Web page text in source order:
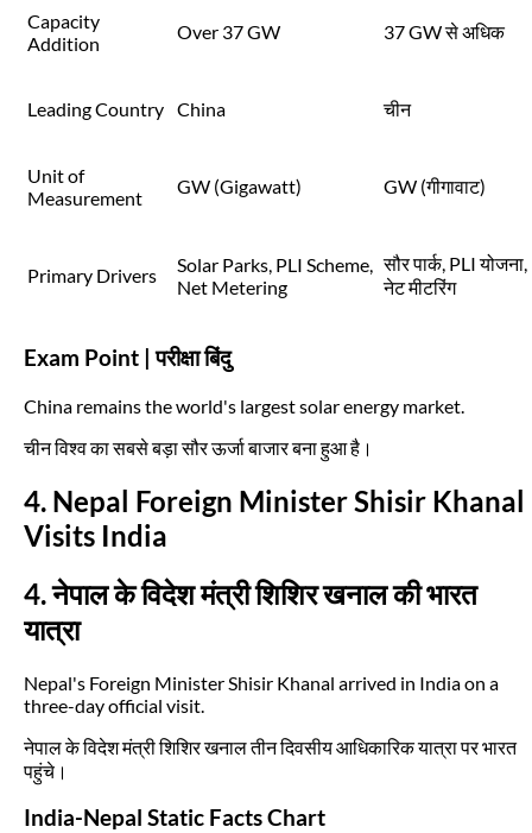
Capacity
Addition
Over 37 GW 37 GW से अधिक
Leading Country China चीन
Unit of
Measurement
GW (Gigawatt) GW (गीगावाट)
Primary Drivers
Solar Parks, PLI Scheme,
Net Metering
सौर पार्क, PLI योजना,
नेट मीटरिंग
Exam Point | परीक्षा बिंदु
China remains the world's largest solar energy market.
चीन विश्व का सबसे बड़ा सौर ऊर्जा बाजार बना हुआ है।
4. Nepal Foreign Minister Shisir Khanal
Visits India
4. नेपाल के विदेश मंत्री शिशिर खनाल की भारत
यात्रा
Nepal's Foreign Minister Shisir Khanal arrived in India on a
three-day official visit.
नेपाल के विदेश मंत्री शिशिर खनाल तीन दिवसीय आधिकारिक यात्रा पर भारत
पहुंचे।
India-Nepal Static Facts Chart